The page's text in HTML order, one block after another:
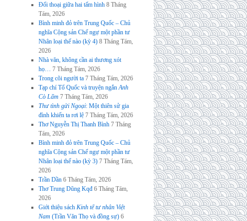
Đối thoại giữa hai tấm hình 8 Tháng
Tám, 2026
Bình minh đỏ trên Trung Quốc – Chủ
nghĩa Cộng sản Chế ngự một phần tư
Nhân loại thế nào (kỳ 4) 8 Tháng Tám,
2026
Nhà văn, không cần ai thương xót
họ… 7 Tháng Tám, 2026
Trong cõi người ta 7 Tháng Tám, 2026
Tạp chí Tổ Quốc và truyện ngắnAnh
Cò Lấm 7 Tháng Tám, 2026
Thư tình gửi Ngoại: Một thiên sử gia
đình khiến ta rơi lệ 7 Tháng Tám, 2026
Thơ Nguyễn Thị Thanh Bình 7 Tháng
Tám, 2026
Bình minh đỏ trên Trung Quốc – Chủ
nghĩa Cộng sản Chế ngự một phần tư
Nhân loại thế nào (kỳ 3) 7 Tháng Tám,
2026
Trần Dần 6 Tháng Tám, 2026
Thơ Trung Dũng Kqđ 6 Tháng Tám,
2026
Giới thiệu sách Kinh tế tư nhân Việt
Nam (Trần Văn Thọ và đồng sự) 6